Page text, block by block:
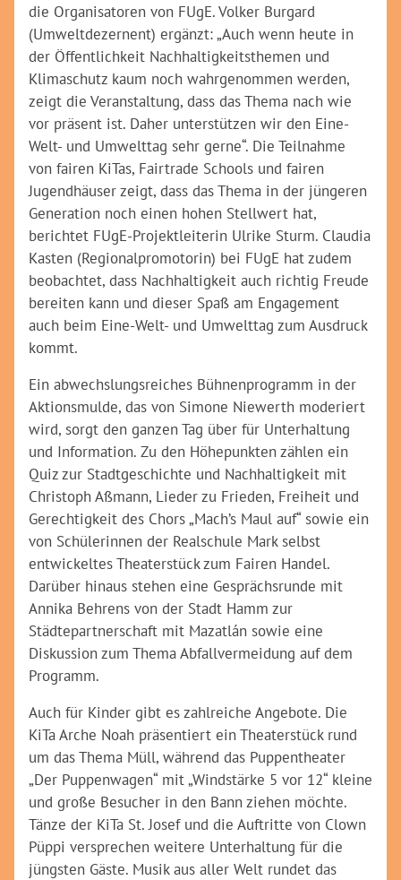
die Organisatoren von FUgE. Volker Burgard
(Umweltdezernent) ergänzt: „Auch wenn heute in
der Öffentlichkeit Nachhaltigkeitsthemen und
Klimaschutz kaum noch wahrgenommen werden,
zeigt die Veranstaltung, dass das Thema nach wie
vor präsent ist. Daher unterstützen wir den Eine-
Welt- und Umwelttag sehr gerne“. Die Teilnahme
von fairen KiTas, Fairtrade Schools und fairen
Jugendhäuser zeigt, dass das Thema in der jüngeren
Generation noch einen hohen Stellwert hat,
berichtet FUgE-Projektleiterin Ulrike Sturm. Claudia
Kasten (Regionalpromotorin) bei FUgE hat zudem
beobachtet, dass Nachhaltigkeit auch richtig Freude
bereiten kann und dieser Spaß am Engagement
auch beim Eine-Welt- und Umwelttag zum Ausdruck
kommt.
Ein abwechslungsreiches Bühnenprogramm in der
Aktionsmulde, das von Simone Niewerth moderiert
wird, sorgt den ganzen Tag über für Unterhaltung
und Information. Zu den Höhepunkten zählen ein
Quiz zur Stadtgeschichte und Nachhaltigkeit mit
Christoph Aßmann, Lieder zu Frieden, Freiheit und
Gerechtigkeit des Chors „Mach’s Maul auf“ sowie ein
von Schülerinnen der Realschule Mark selbst
entwickeltes Theaterstück zum Fairen Handel.
Darüber hinaus stehen eine Gesprächsrunde mit
Annika Behrens von der Stadt Hamm zur
Städtepartnerschaft mit Mazatlán sowie eine
Diskussion zum Thema Abfallvermeidung auf dem
Programm.
Auch für Kinder gibt es zahlreiche Angebote. Die
KiTa Arche Noah präsentiert ein Theaterstück rund
um das Thema Müll, während das Puppentheater
„Der Puppenwagen“ mit „Windstärke 5 vor 12“ kleine
und große Besucher in den Bann ziehen möchte.
Tänze der KiTa St. Josef und die Auftritte von Clown
Püppi versprechen weitere Unterhaltung für die
jüngsten Gäste. Musik aus aller Welt rundet das